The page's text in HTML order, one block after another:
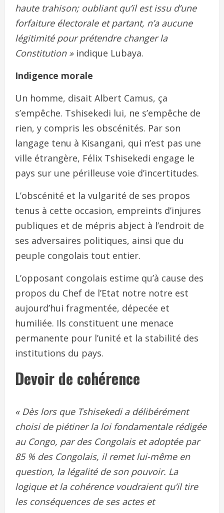
haute trahison; oubliant qu’il est issu d’une
forfaiture électorale et partant, n’a aucune
légitimité pour prétendre changer la
Constitution » indique Lubaya.
Indigence morale
Un homme, disait Albert Camus, ça
s’empêche. Tshisekedi lui, ne s’empêche de
rien, y compris les obscénités. Par son
langage tenu à Kisangani, qui n’est pas une
ville étrangère, Félix Tshisekedi engage le
pays sur une périlleuse voie d’incertitudes.
L’obscénité et la vulgarité de ses propos
tenus à cette occasion, empreints d’injures
publiques et de mépris abject à l’endroit de
ses adversaires politiques, ainsi que du
peuple congolais tout entier.
L’opposant congolais estime qu’à cause des
propos du Chef de l’Etat notre notre est
aujourd’hui fragmentée, dépecée et
humiliée. Ils constituent une menace
permanente pour l’unité et la stabilité des
institutions du pays.
Devoir de cohérence
« Dès lors que Tshisekedi a délibérément
choisi de piétiner la loi fondamentale rédigée
au Congo, par des Congolais et adoptée par
85 % des Congolais, il remet lui-même en
question, la légalité de son pouvoir. La
logique et la cohérence voudraient qu’il tire
les conséquences de ses actes et